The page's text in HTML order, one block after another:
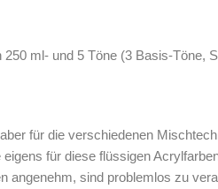
ml- und 5 Töne (3 Basis-Töne,
für die verschiedenen
für diese flüssigen
angenehm, sind problemlos zu